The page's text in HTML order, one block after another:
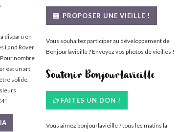
disparu en
Land Rover
nombre
est un art
solide.
PROPOSER UNE VIEILLE !
Vous souhaitez participer au développement de
Bonjourlavieille ? Envoyez vos photos de vieilles !
Soutenir Bonjourlavieille
FAITES UN DON !
Vous aimez bonjourlavieille ? tous les matins la